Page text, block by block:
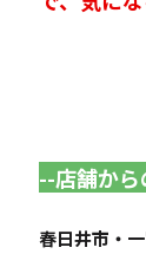
--店舗か
春日井市・